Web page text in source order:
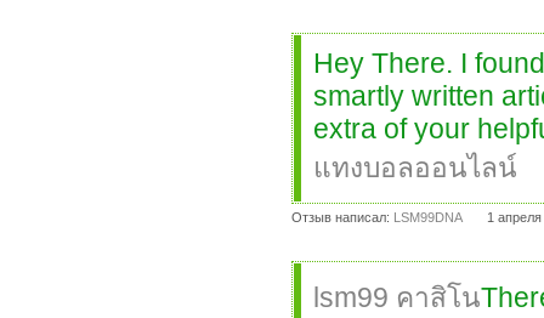
Hey There. I
smartly written
extra of your
แทงบอลออนไลน์
Отзыв написал: LSM99DNA 1
lsm99 คาสิโน